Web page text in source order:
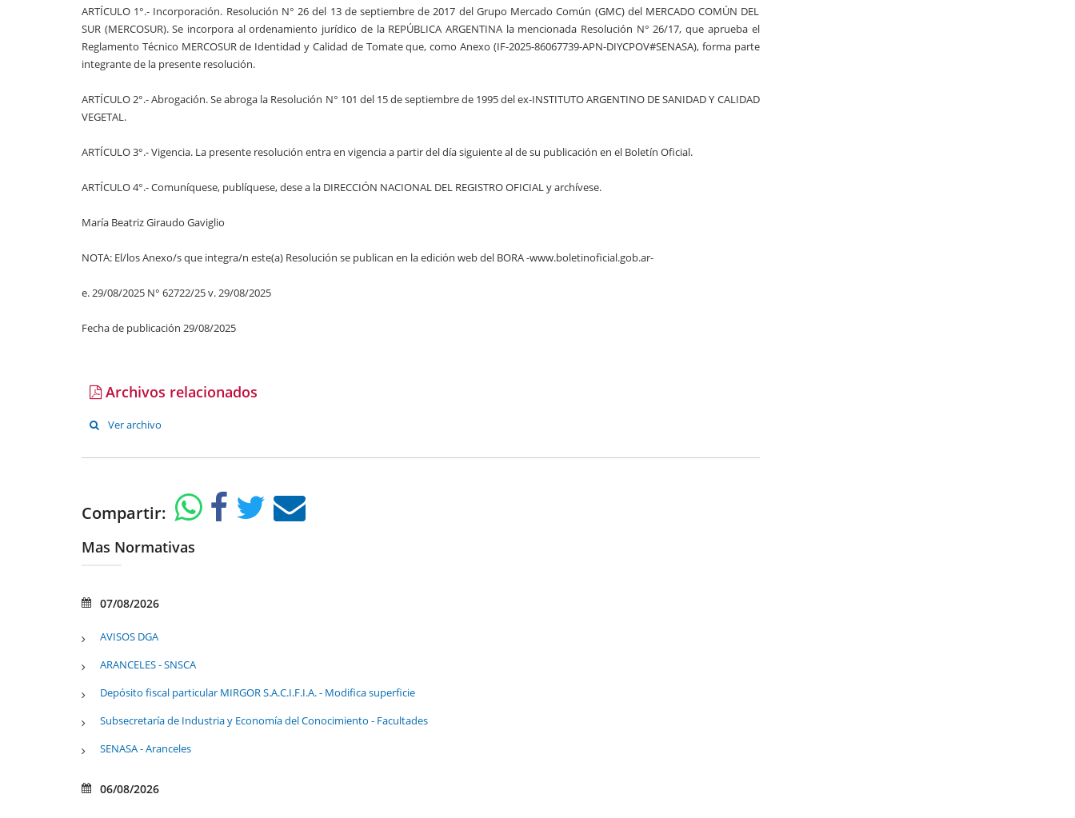
ARTÍCULO 1°.- Incorporación. Resolución N° 26 del 13 de septiembre de 2017 del Grupo Mercado Común (GMC) del MERCADO COMÚN DEL
SUR (MERCOSUR). Se incorpora al ordenamiento jurídico de la REPÚBLICA ARGENTINA la mencionada Resolución N° 26/17, que aprueba el
Reglamento Técnico MERCOSUR de Identidad y Calidad de Tomate que, como Anexo (IF-2025-86067739-APN-DIYCPOV#SENASA), forma parte
integrante de la presente resolución.
ARTÍCULO 2°.- Abrogación. Se abroga la Resolución N° 101 del 15 de septiembre de 1995 del ex-INSTITUTO ARGENTINO DE SANIDAD Y CALIDAD
VEGETAL.
ARTÍCULO 3°.- Vigencia. La presente resolución entra en vigencia a partir del día siguiente al de su publicación en el Boletín Oficial.
ARTÍCULO 4°.- Comuníquese, publíquese, dese a la DIRECCIÓN NACIONAL DEL REGISTRO OFICIAL y archívese.
María Beatriz Giraudo Gaviglio
NOTA: El/los Anexo/s que integra/n este(a) Resolución se publican en la edición web del BORA -www.boletinoficial.gob.ar-
e. 29/08/2025 N° 62722/25 v. 29/08/2025
Fecha de publicación 29/08/2025
Archivos relacionados
Ver archivo
Compartir:
Mas Normativas
07/08/2026
AVISOS DGA
ARANCELES - SNSCA
Depósito fiscal particular MIRGOR S.A.C.I.F.I.A. - Modifica superficie
Subsecretaría de Industria y Economía del Conocimiento - Facultades
SENASA - Aranceles
06/08/2026